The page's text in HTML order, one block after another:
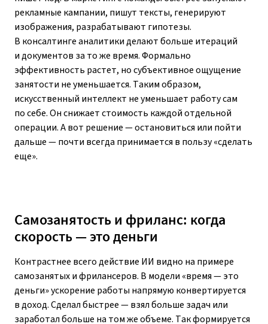
рекламные кампании, пишут тексты, генерируют
изображения, разрабатывают гипотезы.
В консалтинге аналитики делают больше итераций
и документов за то же время. Формально
эффективность растет, но субъективное ощущение
занятости не уменьшается. Таким образом,
искусственный интеллект не уменьшает работу сам
по себе. Он снижает стоимость каждой отдельной
операции. А вот решение — остановиться или пойти
дальше — почти всегда принимается в пользу «сделать
еще».
Самозанятость и фриланс: когда
скорость — это деньги
Контрастнее всего действие ИИ видно на примере
самозанятых и фрилансеров. В модели «время — это
деньги» ускорение работы напрямую конвертируется
в доход. Сделал быстрее — взял больше задач или
заработал больше на том же объеме. Так формируется